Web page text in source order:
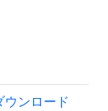
ウンロード